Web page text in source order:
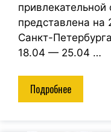
представлена на
Санкт-
18.04 — 25.04 …
Подробнее